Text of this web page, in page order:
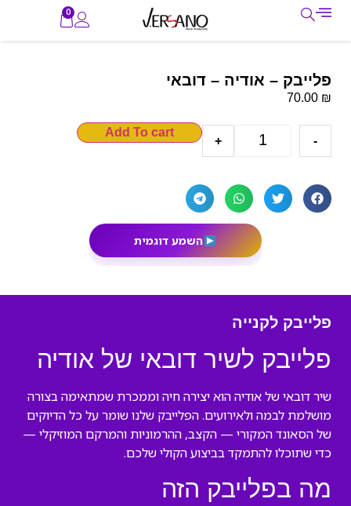
0
פלייבק – אודיה – דובאי
70.00 ₪
-
+
Add To cart
השמע דוגמית
פלייבק לקנייה
פלייבק לשיר דובאי של אודיה
שיר דובאי של אודיה הוא יצירה חיה וממכרת שמתאימה בצורה
מושלמת לבמה ולאירועים. הפלייבק שלנו שומר על כל הדיוקים
של הסאונד המקורי — הקצב, ההרמוניות והמרקם המוזיקלי —
כדי שתוכלו להתמקד בביצוע הקולי שלכם.
מה בפלייבק הזה